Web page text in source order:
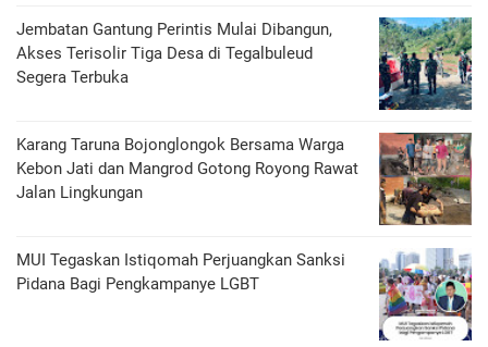
Jembatan Gantung Perintis Mulai Dibangun,
Akses Terisolir Tiga Desa di Tegalbuleud
Segera Terbuka
Karang Taruna Bojonglongok Bersama Warga
Kebon Jati dan Mangrod Gotong Royong Rawat
Jalan Lingkungan
MUI Tegaskan Istiqomah Perjuangkan Sanksi
Pidana Bagi Pengkampanye LGBT